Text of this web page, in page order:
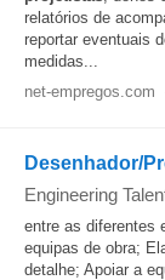
relatórios de
reportar eventuais
medidas...
net-empregos.com
Desenhador/
Engineering
entre as diferentes
equipas de obra;
detalhe; Apoiar a